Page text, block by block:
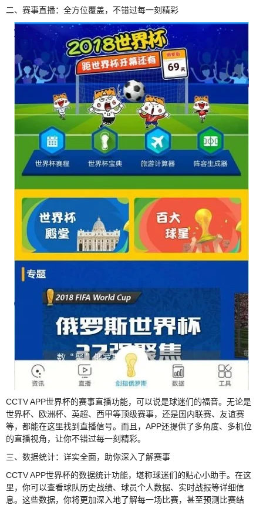
二、赛事直播：全方位覆盖，不错过每一刻精彩
CCTV APP世界杯的赛事直播功能，可以说是球迷们的福音。无论是
世界杯、欧洲杯、英超、西甲等顶级赛事，还是国内联赛、友谊赛
等，都能在这里找到直播信号。而且，APP还提供了多角度、多机位
的直播视角，让你不错过每一刻精彩。
三、数据统计：详实全面，助你深入了解赛事
CCTV APP世界杯的数据统计功能，堪称球迷们的贴心小助手。在这
里，你可以查看球队历史战绩、球员个人数据、实时战报等详细信
息。这些数据，你将更加深入地了解每一场比赛，甚至预测比赛结